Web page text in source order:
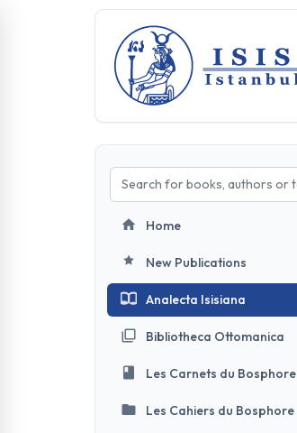
Home
New Publications
Analecta Isisiana
Bibliotheca Ottomanica
Les Carnets du Bosphore
Les Cahiers du Bosphore